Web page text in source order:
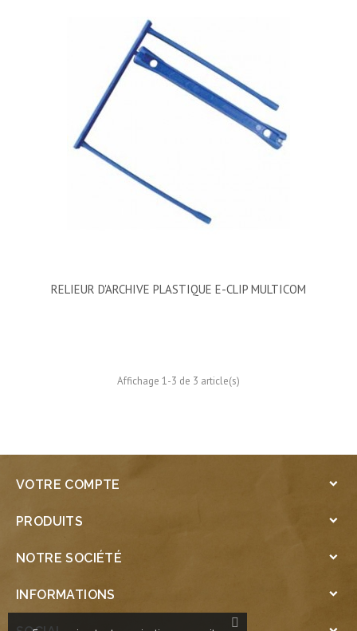
RELIEUR D'ARCHIVE PLASTIQUE E-CLIP MULTICOM
Affichage 1-3 de 3 article(s)
VOTRE COMPTE 
PRODUITS 
NOTRE SOCIÉTÉ 
INFORMATIONS 